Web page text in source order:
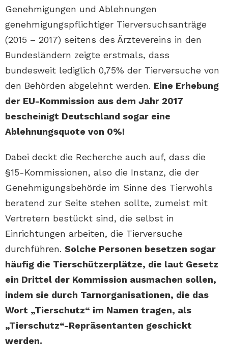
Genehmigungen und Ablehnungen
genehmigungspflichtiger Tierversuchsanträge
(2015 – 2017) seitens des Ärztevereins in den
Bundesländern zeigte erstmals, dass
bundesweit lediglich 0,75% der Tierversuche von
den Behörden abgelehnt werden. Eine Erhebung
der EU-Kommission aus dem Jahr 2017
bescheinigt Deutschland sogar eine
Ablehnungsquote von 0%!
Dabei deckt die Recherche auch auf, dass die
§15-Kommissionen, also die Instanz, die der
Genehmigungsbehörde im Sinne des Tierwohls
beratend zur Seite stehen sollte, zumeist mit
Vertretern bestückt sind, die selbst in
Einrichtungen arbeiten, die Tierversuche
durchführen. Solche Personen besetzen sogar
häufig die Tierschützerplätze, die laut Gesetz
ein Drittel der Kommission ausmachen sollen,
indem sie durch Tarnorganisationen, die das
Wort „Tierschutz“ im Namen tragen, als
„Tierschutz“-Repräsentanten geschickt
werden.